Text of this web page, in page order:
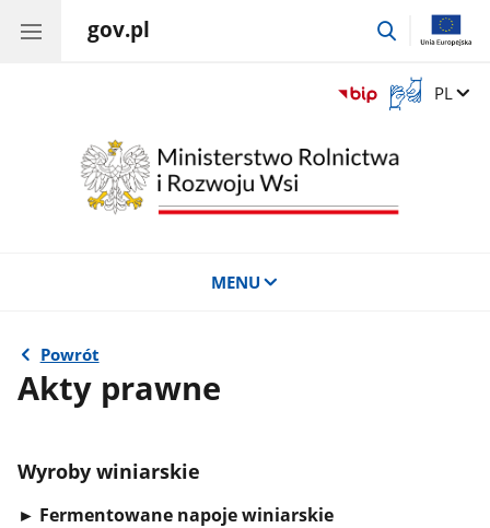
gov.pl
przejdź
Otwórz
okno
tłumaczem
migowego
Zmień
PL
MENU
Powrót
Akty prawne
Wyroby winiarskie
► Fermentowane napoje winiarskie